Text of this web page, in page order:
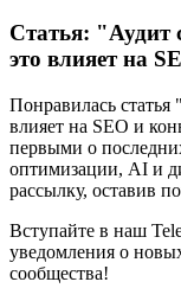
Статья: "Аудит
это влияет на
Понравилась
влияет на SEO и
первыми о
оптимизации, AI и
рассылку, оставив
Вступайте в наш
уведомления о
сообщества!